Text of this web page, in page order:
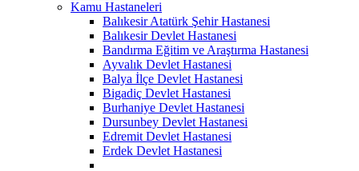
Kamu Hastaneleri
Balıkesir Atatürk Şehir Hastanesi
Balıkesir Devlet Hastanesi
Bandırma Eğitim ve Araştırma Hastanesi
Ayvalık Devlet Hastanesi
Balya İlçe Devlet Hastanesi
Bigadiç Devlet Hastanesi
Burhaniye Devlet Hastanesi
Dursunbey Devlet Hastanesi
Edremit Devlet Hastanesi
Erdek Devlet Hastanesi